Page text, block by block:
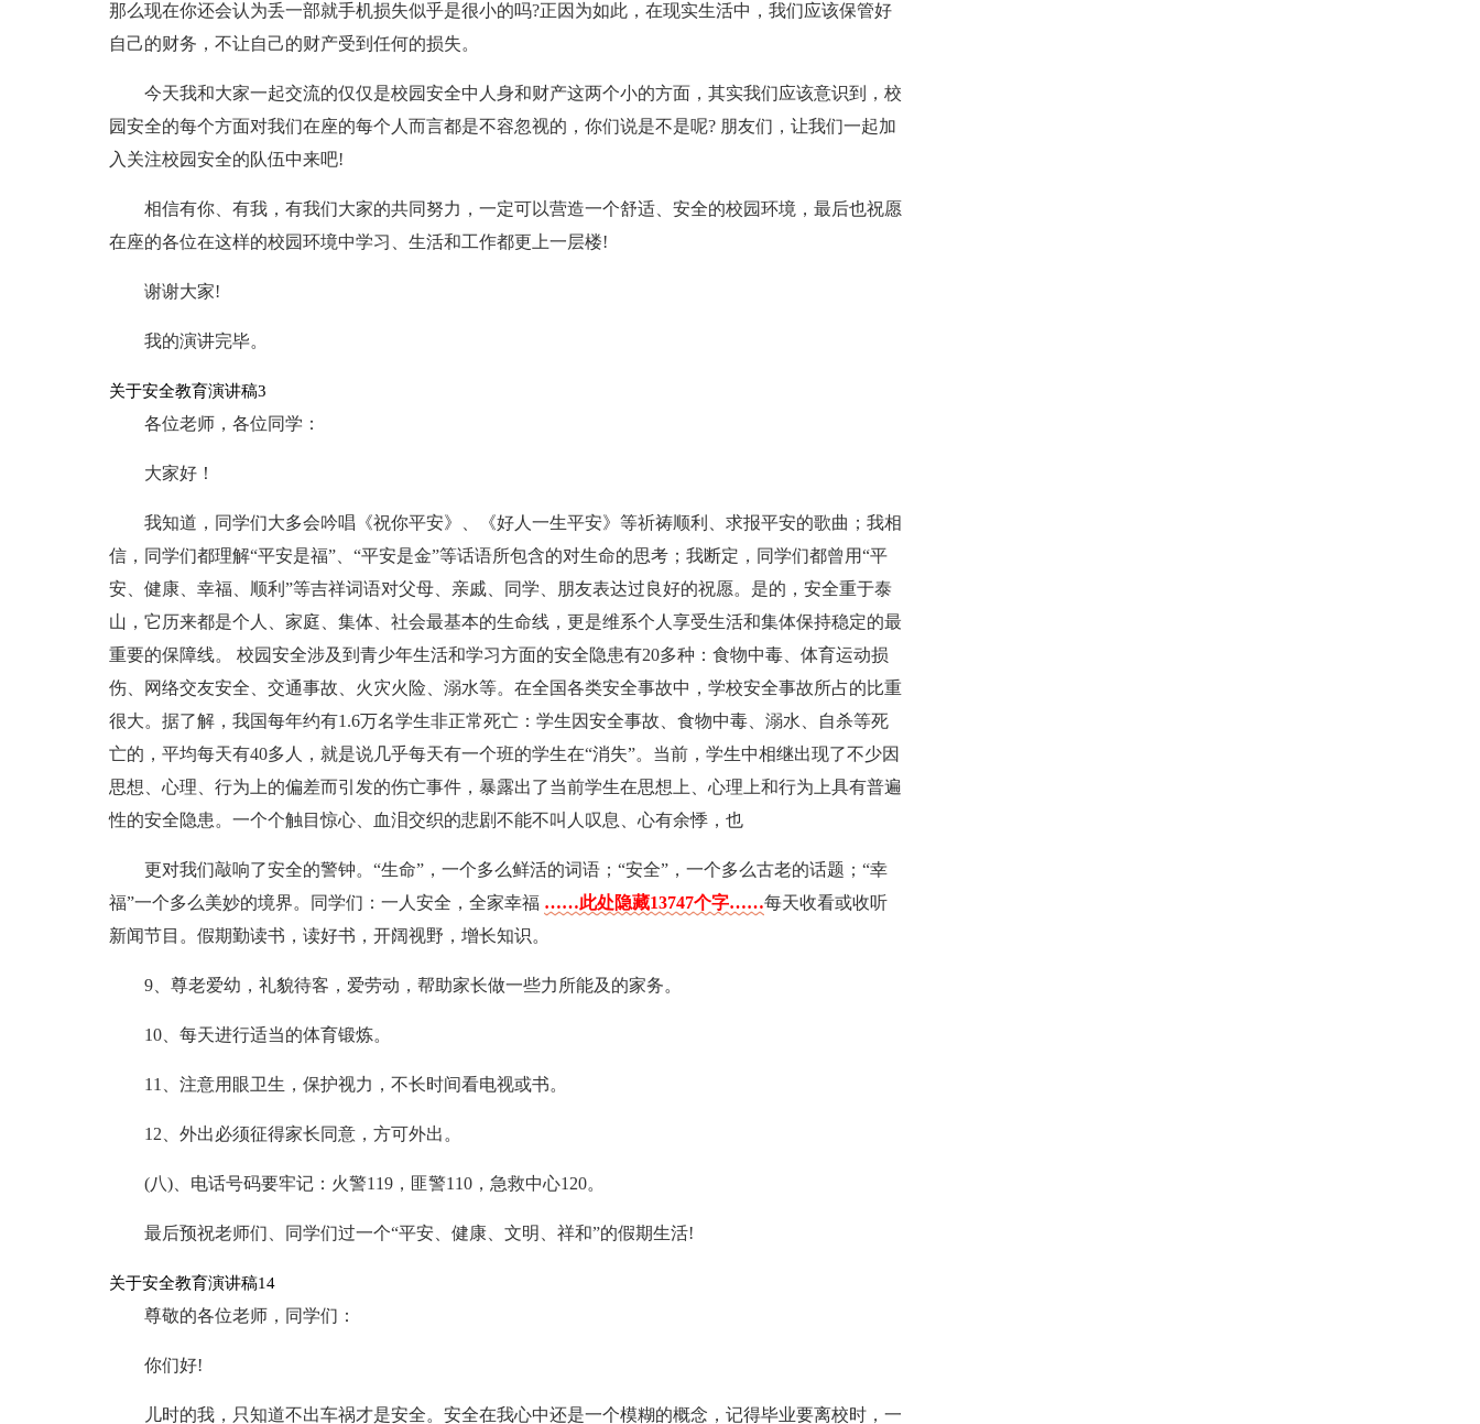
那么现在你还会认为丢一部就手机损失似乎是很小的吗?正因为如此，在现实生活中，我们应该保管好
自己的财务，不让自己的财产受到任何的损失。
今天我和大家一起交流的仅仅是校园安全中人身和财产这两个小的方面，其实我们应该意识到，校
园安全的每个方面对我们在座的每个人而言都是不容忽视的，你们说是不是呢? 朋友们，让我们一起加
入关注校园安全的队伍中来吧!
相信有你、有我，有我们大家的共同努力，一定可以营造一个舒适、安全的校园环境，最后也祝愿
在座的各位在这样的校园环境中学习、生活和工作都更上一层楼!
谢谢大家!
我的演讲完毕。
关于安全教育演讲稿3
各位老师，各位同学：
大家好！
我知道，同学们大多会吟唱《祝你平安》、《好人一生平安》等祈祷顺利、求报平安的歌曲；我相
信，同学们都理解“平安是福”、“平安是金”等话语所包含的对生命的思考；我断定，同学们都曾用“平
安、健康、幸福、顺利”等吉祥词语对父母、亲戚、同学、朋友表达过良好的祝愿。是的，安全重于泰
山，它历来都是个人、家庭、集体、社会最基本的生命线，更是维系个人享受生活和集体保持稳定的最
重要的保障线。 校园安全涉及到青少年生活和学习方面的安全隐患有20多种：食物中毒、体育运动损
伤、网络交友安全、交通事故、火灾火险、溺水等。在全国各类安全事故中，学校安全事故所占的比重
很大。据了解，我国每年约有1.6万名学生非正常死亡：学生因安全事故、食物中毒、溺水、自杀等死
亡的，平均每天有40多人，就是说几乎每天有一个班的学生在“消失”。当前，学生中相继出现了不少因
思想、心理、行为上的偏差而引发的伤亡事件，暴露出了当前学生在思想上、心理上和行为上具有普遍
性的安全隐患。一个个触目惊心、血泪交织的悲剧不能不叫人叹息、心有余悸，也
更对我们敲响了安全的警钟。“生命”，一个多么鲜活的词语；“安全”，一个多么古老的话题；“幸
福”一个多么美妙的境界。同学们：一人安全，全家幸福 ……此处隐藏13747个字……每天收看或收听
新闻节目。假期勤读书，读好书，开阔视野，增长知识。
9、尊老爱幼，礼貌待客，爱劳动，帮助家长做一些力所能及的家务。
10、每天进行适当的体育锻炼。
11、注意用眼卫生，保护视力，不长时间看电视或书。
12、外出必须征得家长同意，方可外出。
(八)、电话号码要牢记：火警119，匪警110，急救中心120。
最后预祝老师们、同学们过一个“平安、健康、文明、祥和”的假期生活!
关于安全教育演讲稿14
尊敬的各位老师，同学们：
你们好!
儿时的我，只知道不出车祸才是安全。安全在我心中还是一个模糊的概念，记得毕业要离校时，一